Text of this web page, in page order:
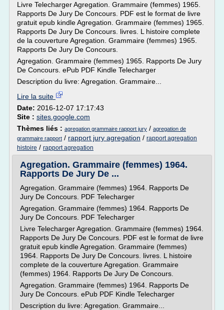
Livre Telecharger Agregation. Grammaire (femmes) 1965.
Rapports De Jury De Concours. PDF est le format de livre
gratuit epub kindle Agregation. Grammaire (femmes) 1965.
Rapports De Jury De Concours. livres. L histoire complete
de la couverture Agregation. Grammaire (femmes) 1965.
Rapports De Jury De Concours.
Agregation. Grammaire (femmes) 1965. Rapports De Jury
De Concours. ePub PDF Kindle Telecharger
Description du livre: Agregation. Grammaire...
Lire la suite
Date: 2016-12-07 17:17:43
Site : sites.google.com
Thèmes liés : agregation grammaire rapport jury / agregation de
grammaire rapport / rapport jury agregation / rapport agregation
histoire / rapport agregation
Agregation. Grammaire (femmes) 1964.
Rapports De Jury De ...
Agregation. Grammaire (femmes) 1964. Rapports De
Jury De Concours. PDF Telecharger
Agregation. Grammaire (femmes) 1964. Rapports De
Jury De Concours. PDF Telecharger
Livre Telecharger Agregation. Grammaire (femmes) 1964.
Rapports De Jury De Concours. PDF est le format de livre
gratuit epub kindle Agregation. Grammaire (femmes)
1964. Rapports De Jury De Concours. livres. L histoire
complete de la couverture Agregation. Grammaire
(femmes) 1964. Rapports De Jury De Concours.
Agregation. Grammaire (femmes) 1964. Rapports De
Jury De Concours. ePub PDF Kindle Telecharger
Description du livre: Agregation. Grammaire...